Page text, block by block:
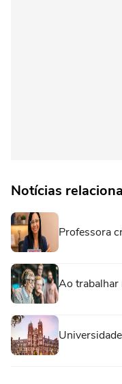
Notícias
Professora
Ao trabalhar